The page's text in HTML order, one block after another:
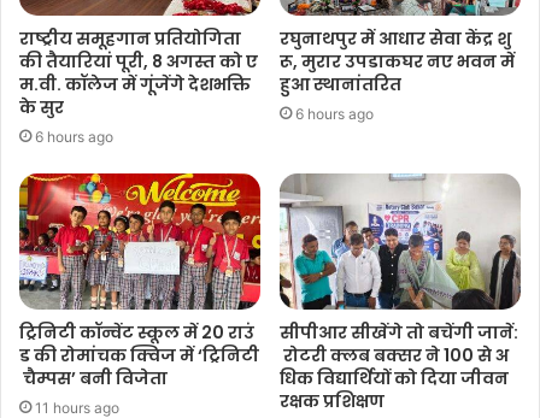
राष्ट्रीय समूहगान प्रतियोगिता
की तैयारियां पूरी, 8 अगस्त को ए
म.वी. कॉलेज में गूंजेंगे देशभक्ति
के सुर
6 hours ago
रघुनाथपुर में आधार सेवा केंद्र शु
रू, मुरार उपडाकघर नए भवन में
हुआ स्थानांतरित
6 hours ago
ट्रिनिटी कॉन्वेंट स्कूल में 20 राउं
ड की रोमांचक क्विज में ‘ट्रिनिटी
चैम्पस’ बनी विजेता
11 hours ago
सीपीआर सीखेंगे तो बचेंगी जानें:
रोटरी क्लब बक्सर ने 100 से अ
धिक विद्यार्थियों को दिया जीवन
रक्षक प्रशिक्षण